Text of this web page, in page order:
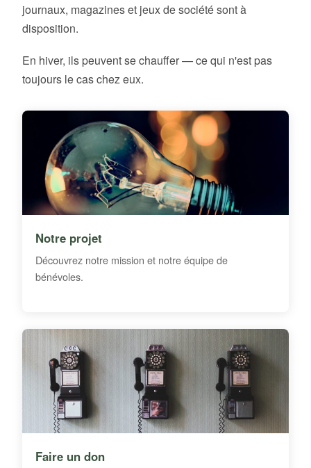
journaux, magazines et jeux de société sont à
disposition.
En hiver, ils peuvent se chauffer — ce qui n'est pas
toujours le cas chez eux.
Notre projet
Découvrez notre mission et notre équipe de
bénévoles.
Faire un don